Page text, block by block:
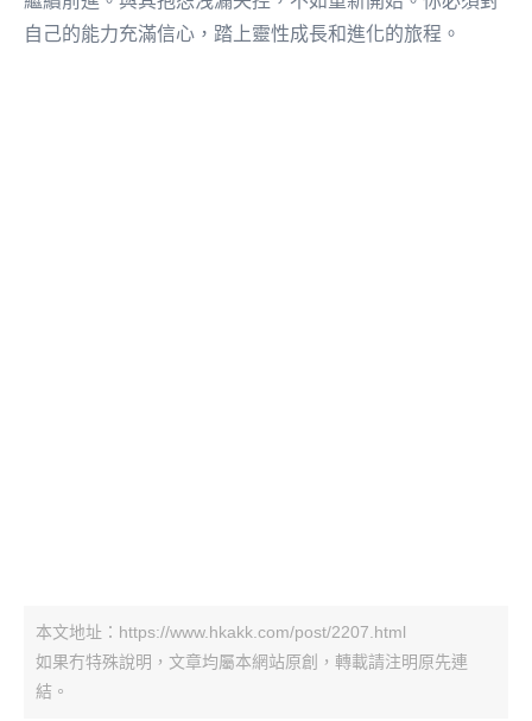
自己的能力充滿信心，踏上靈性成長和進化的旅程。
本文地址：https://www.hkakk.com/post/2207.html
如果冇特殊說明，文章均屬本網站原創，轉載請注明原先連
結。